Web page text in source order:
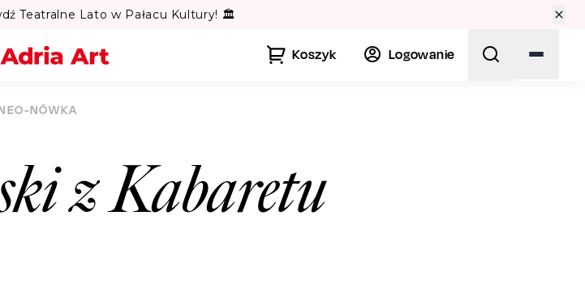
Teatralne Lato w Pałacu Kultury! 🏛️
Koszyk Logowanie
Szukaj
NÓWKA
z Kabaretu